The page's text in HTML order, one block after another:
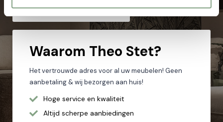
Kom langs in de showroom
Waarom Theo Stet?
Het vertrouwde adres voor al uw meubelen! Geen
aanbetaling & wij bezorgen aan huis!
Hoge service en kwaliteit
Altijd scherpe aanbiedingen